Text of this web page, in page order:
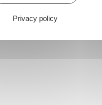
Privacy policy